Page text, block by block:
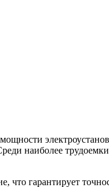
наиболее
что гарантирует